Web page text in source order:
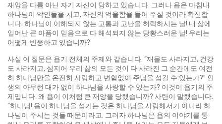
재앙을 다름 아닌 자기 자신이 당하고 있습니다. 그러나 욥은 마침내
하나님이 악인들을 치고, 자신의 억울함을 들어 주실 것이라 확신합
니다. 하나님이 이해되지 않는 고통과 고난을 허락하시는 날! 내 삶에
일어난 큰 아픔이 믿음으로 다 해석되지 않는 당황스러운 날! 우리는
어떻게 반응하고 있습니까?
사실 이 질문은 욥기 전체의 주제와 같습니다. “재물도 사라지고, 건강
도 사라지고, 심지어 우리 삶의 모든 것이 다 사라진 그 순간에도 여전
히 하나님만을 온전히 사랑하고 변함없이 주님을 섬길 수 있는가?” 인
생의 아무런 대가 없이 하나님을 사랑할 수 있는가? 이것이 욥기의 주
제입니다. 왜 욥이 이처럼 큰 재앙을 당했습니까? 사탄이 말했습니다.
“하나님! 욥이 하나님을 섬기는 것은 하나님을 사랑해서가 아니라 하
나님이 주시는 것들 때문이라고. 그러자 하나님은 욥의 이야기를 통